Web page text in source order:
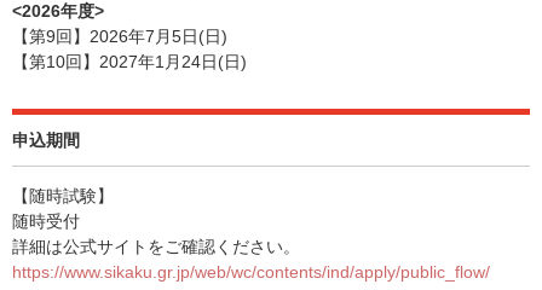
<2026年度>
【第9回】2026年7月5日(日)
【第10回】2027年1月24日(日)
申込期間
【随時試験】
随時受付
詳細は公式サイトをご確認ください。
https://www.sikaku.gr.jp/web/wc/contents/ind/apply/public_flow/